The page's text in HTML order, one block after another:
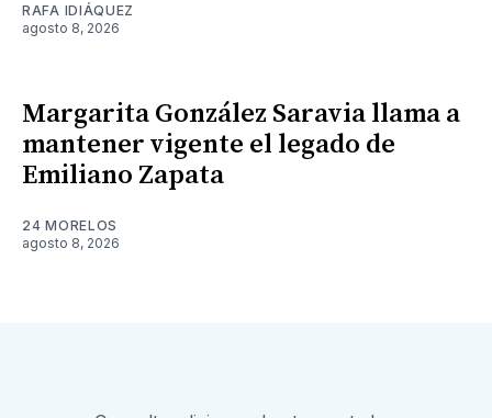
RAFA IDIÁQUEZ
agosto 8, 2026
Margarita González Saravia llama a
mantener vigente el legado de
Emiliano Zapata
24 MORELOS
agosto 8, 2026